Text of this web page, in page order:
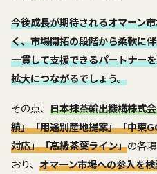
今後成長が期待されるオマーン
く、市場開拓の段階から柔軟に
一貫して支援できるパートナー
拡大につながるでしょう。
その点、 日本抹茶輸出機構株式
績」「用途別産地提案」「中東
対応」「高級茶葉ライン」の各
おり、 オマーン市場への参入を